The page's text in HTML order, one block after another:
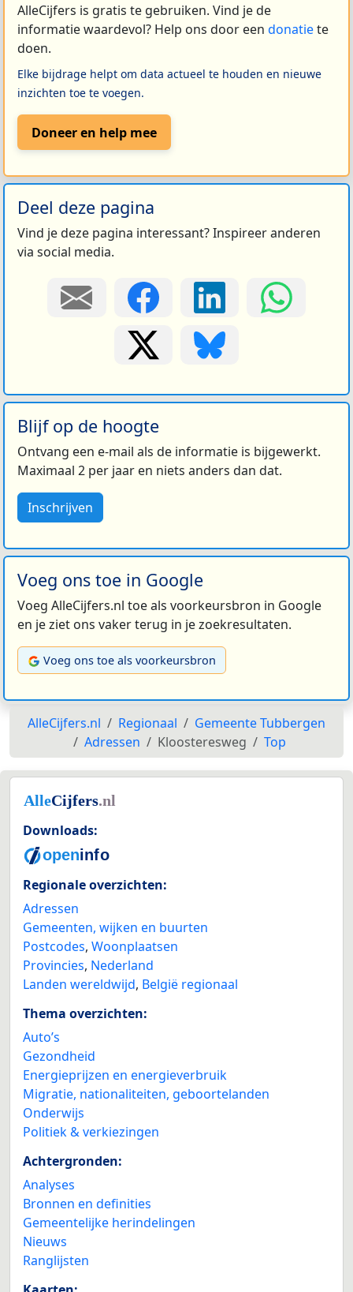
AlleCijfers is gratis te gebruiken. Vind je de
informatie waardevol? Help ons door een donatiete
doen.
Elke bijdrage helpt om data actueel te houden en nieuwe
inzichten toe te voegen.
Doneer en help mee
Deel deze pagina
Vind je deze pagina interessant? Inspireer anderen
via social media.
Blijf op de hoogte
Ontvang een e-mail als de informatie is bijgewerkt.
Maximaal 2 per jaar en niets anders dan dat.
Inschrijven
Voeg ons toe in Google
Voeg AlleCijfers.nl toe als voorkeursbron in Google
en je ziet ons vaker terug in je zoekresultaten.
Voeg ons toe als voorkeursbron
AlleCijfers.nl Regionaal
Gemeente Tubbergen
Adressen
Kloosteresweg Top
Downloads:
Regionale overzichten:
Adressen
Gemeenten, wijken en buurten
Postcodes, Woonplaatsen
Provincies, Nederland
Landen wereldwijd, België regionaal
Thema overzichten:
Auto’s
Gezondheid
Energieprijzen en energieverbruik
Migratie, nationaliteiten, geboortelanden
Onderwijs
Politiek & verkiezingen
Achtergronden:
Analyses
Bronnen en definities
Gemeentelijke herindelingen
Nieuws
Ranglijsten